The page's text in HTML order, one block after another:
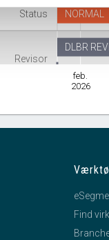
feb.
2026
Status
Revisor
NORMAL
DLBR
HJ
Find